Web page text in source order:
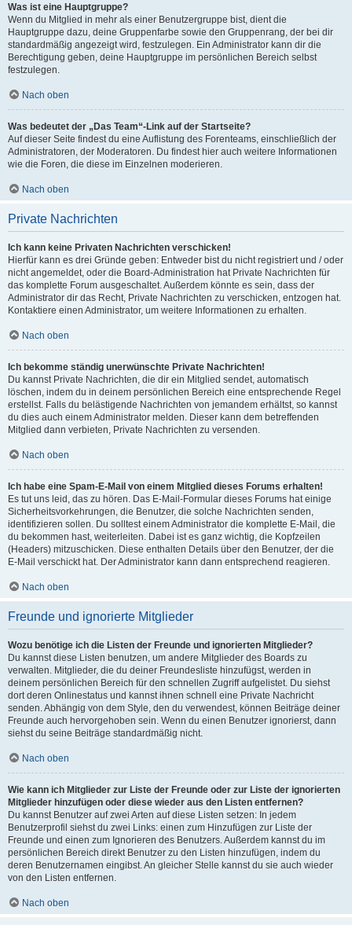
Was ist eine Hauptgruppe?
Wenn du Mitglied in mehr als einer Benutzergruppe bist, dient die
Hauptgruppe dazu, deine Gruppenfarbe sowie den Gruppenrang, der bei dir
standardmäßig angezeigt wird, festzulegen. Ein Administrator kann dir die
Berechtigung geben, deine Hauptgruppe im persönlichen Bereich selbst
festzulegen.
Nach oben
Was bedeutet der „Das Team“-Link auf der Startseite?
Auf dieser Seite findest du eine Auflistung des Forenteams, einschließlich der
Administratoren, der Moderatoren. Du findest hier auch weitere Informationen
wie die Foren, die diese im Einzelnen moderieren.
Nach oben
Private Nachrichten
Ich kann keine Privaten Nachrichten verschicken!
Hierfür kann es drei Gründe geben: Entweder bist du nicht registriert und / oder
nicht angemeldet, oder die Board-Administration hat Private Nachrichten für
das komplette Forum ausgeschaltet. Außerdem könnte es sein, dass der
Administrator dir das Recht, Private Nachrichten zu verschicken, entzogen hat.
Kontaktiere einen Administrator, um weitere Informationen zu erhalten.
Nach oben
Ich bekomme ständig unerwünschte Private Nachrichten!
Du kannst Private Nachrichten, die dir ein Mitglied sendet, automatisch
löschen, indem du in deinem persönlichen Bereich eine entsprechende Regel
erstellst. Falls du belästigende Nachrichten von jemandem erhältst, so kannst
du dies auch einem Administrator melden. Dieser kann dem betreffenden
Mitglied dann verbieten, Private Nachrichten zu versenden.
Nach oben
Ich habe eine Spam-E-Mail von einem Mitglied dieses Forums erhalten!
Es tut uns leid, das zu hören. Das E-Mail-Formular dieses Forums hat einige
Sicherheitsvorkehrungen, die Benutzer, die solche Nachrichten senden,
identifizieren sollen. Du solltest einem Administrator die komplette E-Mail, die
du bekommen hast, weiterleiten. Dabei ist es ganz wichtig, die Kopfzeilen
(Headers) mitzuschicken. Diese enthalten Details über den Benutzer, der die
E-Mail verschickt hat. Der Administrator kann dann entsprechend reagieren.
Nach oben
Freunde und ignorierte Mitglieder
Wozu benötige ich die Listen der Freunde und ignorierten Mitglieder?
Du kannst diese Listen benutzen, um andere Mitglieder des Boards zu
verwalten. Mitglieder, die du deiner Freundesliste hinzufügst, werden in
deinem persönlichen Bereich für den schnellen Zugriff aufgelistet. Du siehst
dort deren Onlinestatus und kannst ihnen schnell eine Private Nachricht
senden. Abhängig von dem Style, den du verwendest, können Beiträge deiner
Freunde auch hervorgehoben sein. Wenn du einen Benutzer ignorierst, dann
siehst du seine Beiträge standardmäßig nicht.
Nach oben
Wie kann ich Mitglieder zur Liste der Freunde oder zur Liste der ignorierten
Mitglieder hinzufügen oder diese wieder aus den Listen entfernen?
Du kannst Benutzer auf zwei Arten auf diese Listen setzen: In jedem
Benutzerprofil siehst du zwei Links: einen zum Hinzufügen zur Liste der
Freunde und einen zum Ignorieren des Benutzers. Außerdem kannst du im
persönlichen Bereich direkt Benutzer zu den Listen hinzufügen, indem du
deren Benutzernamen eingibst. An gleicher Stelle kannst du sie auch wieder
von den Listen entfernen.
Nach oben